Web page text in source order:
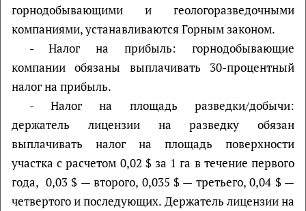
горнодобывающими и геологоразведочными
компаниями, устанавливаются Горным законом.
- Налог на прибыль: горнодобывающие
компании обязаны выплачивать 30-процентный
налог на прибыль.
- Налог на площадь разведки/добычи:
держатель лицензии на разведку обязан
выплачивать налог на площадь поверхности
участка с расчетом 0,02 $ за 1 га в течение первого
года, 0,03 $ — второго, 0,035 $ — третьего, 0,04 $ —
четвертого и последующих. Держатель лицензии на